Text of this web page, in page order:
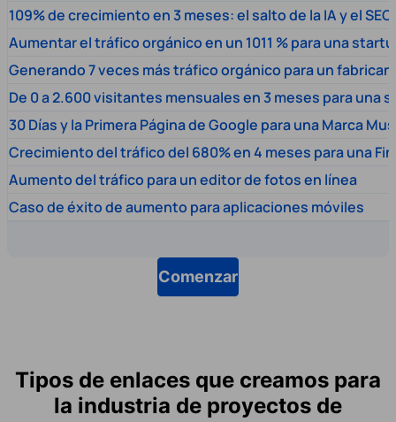
109% de crecimiento en 3 meses: el salto de la IA y el SEO
Aumentar el tráfico orgánico en un 1011 % para una
Generando 7 veces más tráfico orgánico para un
De 0 a 2.600 visitantes mensuales en 3 meses para una
30 Días y la Primera Página de Google para una Marca
Crecimiento del tráfico del 680% en 4 meses para una
Aumento del tráfico para un editor de fotos en línea
Caso de éxito de aumento para aplicaciones móviles
Comenzar
Tipos de enlaces que creamos para
la industria de proyectos de